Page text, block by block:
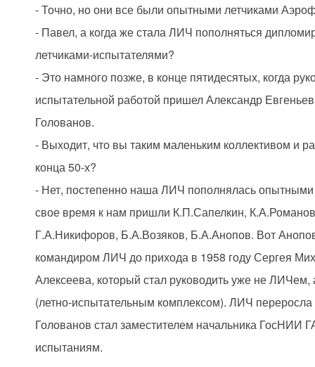
- Точно, но они все были опытными летчиками
- Павел, а когда же стала ЛИЧ пополняться
летчиками-испытателями?
- Это намного позже, в конце пятидесятых, когда
испытательной работой пришел Александр
Голованов.
- Выходит, что вы таким маленьким коллективом и
конца 50-х?
- Нет, постепенно наша ЛИЧ пополнялась
свое время к нам пришли К.П.Сапелкин,
Г.А.Никифоров, Б.А.Возяков, Б.А.Анопов. Вот
командиром ЛИЧ до прихода в 1958 году Сергея
Алексеева, который стал руководить уже не
(летно-испытательным комплексом). ЛИЧ
Голованов стал заместителем начальника ГосНИИ
испытаниям.